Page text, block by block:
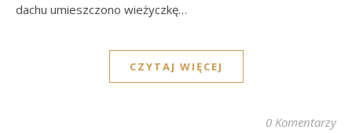
dachu umieszczono wieżyczkę…
CZYTAJ WIĘCEJ
0 Komentarzy